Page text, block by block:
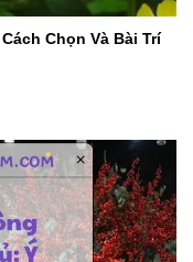
Chọn Và Bài Trí